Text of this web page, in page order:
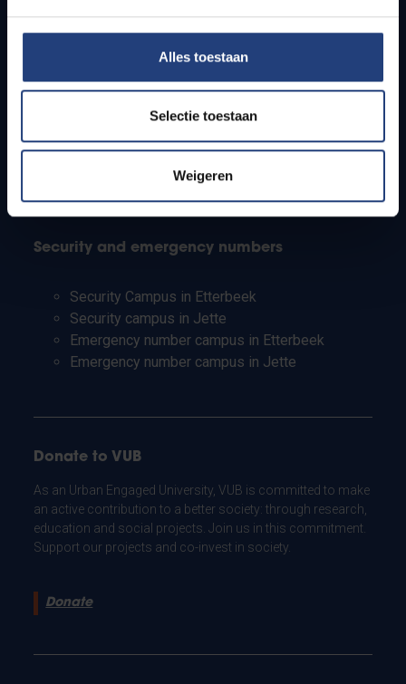
Alles toestaan
Selectie toestaan
Weigeren
Info for
Students
Teachers and secondary schools
Working students
International students
Security and emergency numbers
Security Campus in Etterbeek
Security campus in Jette
Emergency number campus in Etterbeek
Emergency number campus in Jette
Donate to VUB
As an Urban Engaged University, VUB is committed to make
an active contribution to a better society: through research,
education and social projects. Join us in this commitment.
Support our projects and co-invest in society.
Donate